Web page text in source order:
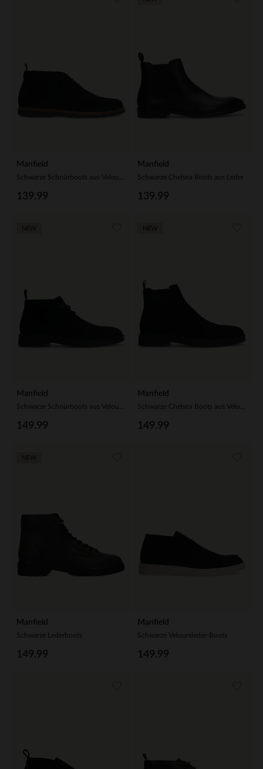
Manfield
139.99
Manfield
Schwarze Chelsea Boots aus Leder
139.99
Manfield
149.99
Manfield
149.99
Manfield
Schwarze Lederboots
149.99
Manfield
Schwarze Veloursleder-Boots
149.99